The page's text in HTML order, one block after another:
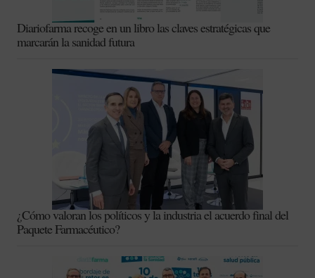
Diariofarma recoge en un libro las claves estratégicas que
marcarán la sanidad futura
¿Cómo valoran los políticos y la industria el acuerdo final del
Paquete Farmacéutico?